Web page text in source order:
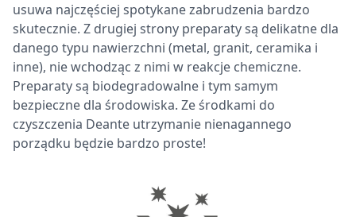
usuwa najczęściej spotykane zabrudzenia bardzo
skutecznie. Z drugiej strony preparaty są delikatne dla
danego typu nawierzchni (metal, granit, ceramika i
inne), nie wchodząc z nimi w reakcje chemiczne.
Preparaty są biodegradowalne i tym samym
bezpieczne dla środowiska. Ze środkami do
czyszczenia Deante utrzymanie nienagannego
porządku będzie bardzo proste!